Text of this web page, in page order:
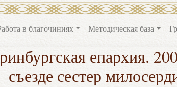
в благочиниях Методическая база
епархия.
съезде сестер